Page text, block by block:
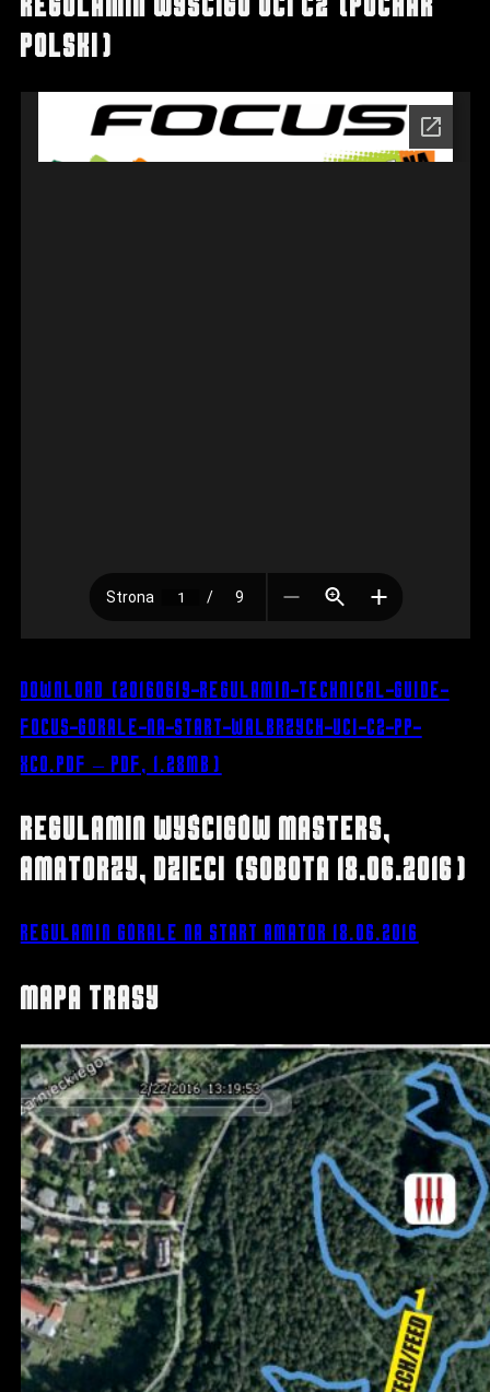
Polski)
Download (20160619-Regulamin-Technical-Guide-
Focus-Gorale-na-Start-Walbrzych-UCI-C2-PP-
XCO.pdf – PDF, 1.28MB)
Regulamin wyścigów masters,
amatorzy, dzieci (sobota 18.06.2016)
Regulamin Górale na Start amator 18.06.2016
Mapa trasy